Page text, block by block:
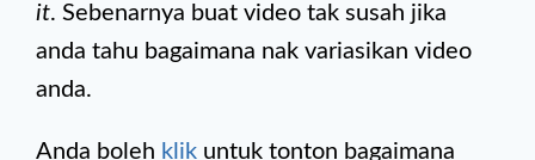
it. Sebenarnya buat video tak susah jika
anda tahu bagaimana nak variasikan video
anda.
Anda boleh klik untuk tonton bagaimana